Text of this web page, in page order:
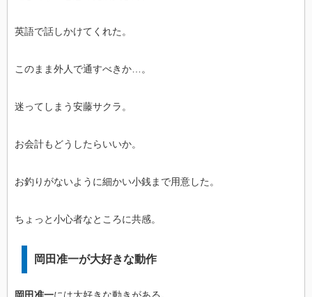
英語で話しかけてくれた。
このまま外人で通すべきか…。
迷ってしまう安藤サクラ。
お会計もどうしたらいいか。
お釣りがないように細かい小銭まで用意した。
ちょっと小心者なところに共感。
岡田准一が大好きな動作